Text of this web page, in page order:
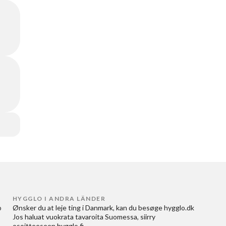
HYGGLO I ANDRA LÄNDER
Ønsker du at leje ting i Danmark, kan du besøge hygglo.dk
Jos haluat vuokrata tavaroita Suomessa, siirry